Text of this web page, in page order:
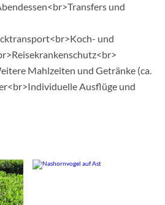
und
und
Mahlzeiten und Getränke (ca.
Ausflüge und